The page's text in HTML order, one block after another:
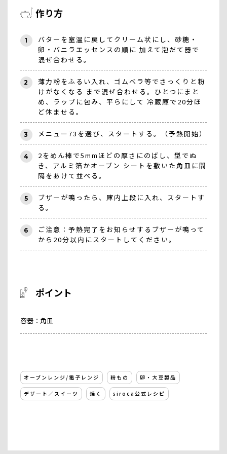
作り方
1
バターを室温に戻してクリーム状にし、砂糖・
卵・バニラエッセンスの順に 加えて泡だて器で
混ぜ合わせる。
2
薄力粉をふるい入れ、ゴムベラ等でさっくりと粉
けがなくなる まで混ぜ合わせる。ひとつにまと
め、ラップに包み、平らにして 冷蔵庫で20分ほ
ど休ませる。
3 メニュー73を選び、スタートする。（予熱開始）
4
2をめん棒で5mmほどの厚さにのばし、型でぬ
き、アルミ箔かオーブン シートを敷いた角皿に間
隔をあけて並べる。
5
ブザーが鳴ったら、庫内上段に入れ、スタートす
る。
6
ご注意：予熱完了をお知らせするブザーが鳴って
から20分以内にスタートしてください。
ポイント
容器：角皿
オーブンレンジ/電子レンジ 粉もの 卵・大豆製品
デザート／スイーツ 焼く siroca公式レシピ